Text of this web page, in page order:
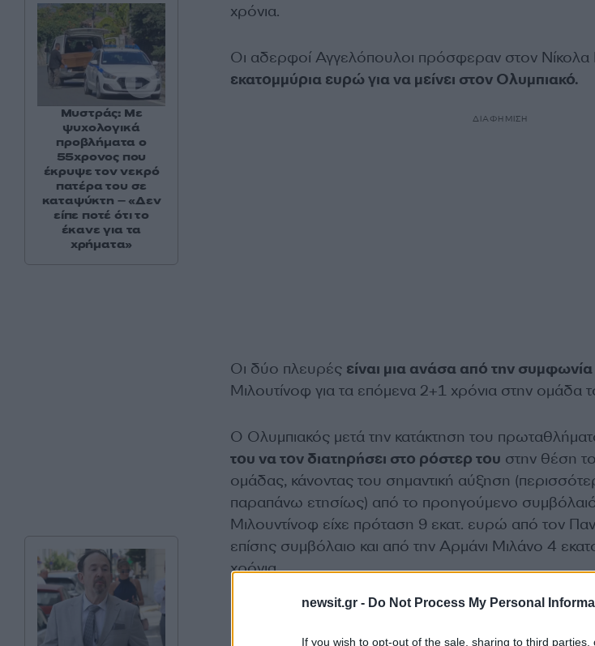
newsit.gr - Do Not Process My Personal
If you wish to opt-out of the sale, sharing to third
χρόνια.
Οι αδερφοί Αγγελόπουλοι πρόσφεραν στον Νίκολα
εκατομμύρια ευρώ για να μείνει στον Ολυμπιακό.
ΔΙΑΦΗΜΙΣΗ
Οι δύο πλευρές είναι μια ανάσα από την συμφωνία
Μιλουτίνοφ για τα επόμενα 2+1 χρόνια στην ομάδα
Ο Ολυμπιακός μετά την κατάκτηση του
του να τον διατηρήσει στο ρόστερ του στην θέση
ομάδας, κάνοντας του σημαντική αύξηση
παραπάνω ετησίως) από το προηγούμενο
Μιλουντίνοφ είχε πρόταση 9 εκατ. ευρώ από τον
επίσης συμβόλαιο και από την Αρμάνι Μιλάνο 4
χρόνια.
Να σημειωθεί ότι στις δύο νίκες του Ολυμπιακού
στους τελικούς του πρωταθλήματοςο Μιλουτίνοφ
Μυστράς: Με
ψυχολογικά
προβλήματα ο
55χρονος που
έκρυψε τον νεκρό
πατέρα του σε
καταψύκτη – «Δεν
είπε ποτέ ότι το
έκανε για τα
χρήματα»